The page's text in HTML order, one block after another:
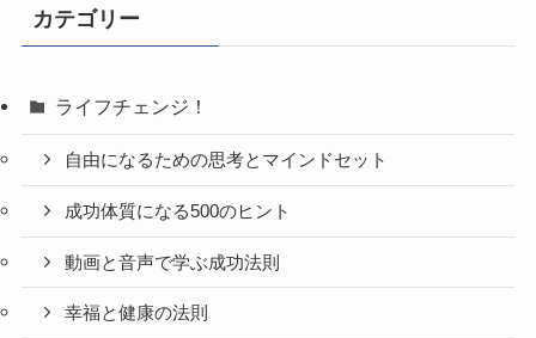
カテゴリー
ライフチェンジ！
自由になるための思考とマインドセット
成功体質になる500のヒント
動画と音声で学ぶ成功法則
幸福と健康の法則